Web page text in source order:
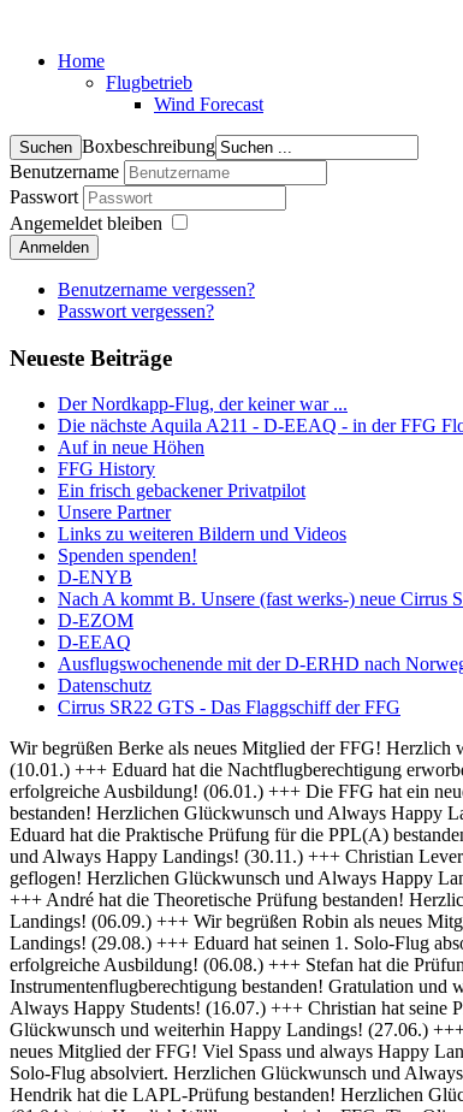
Home
Flugbetrieb
Wind Forecast
Boxbeschreibung
Benutzername
Passwort
Angemeldet bleiben
Anmelden
Benutzername vergessen?
Passwort vergessen?
Neueste Beiträge
Der Nordkapp-Flug, der keiner war ...
Die nächste Aquila A211 - D-EEAQ - in der FFG
Auf in neue Höhen
FFG History
Ein frisch gebackener Privatpilot
Unsere Partner
Links zu weiteren Bildern und Videos
Spenden spenden!
D-ENYB
Nach A kommt B. Unsere (fast werks-) neue Cirrus
D-EZOM
D-EEAQ
Ausflugswochenende mit der D-ERHD nach
Datenschutz
Cirrus SR22 GTS - Das Flaggschiff der FFG
Wir begrüßen Berke als neues Mitglied der FFG! Herzlich willkommen und always Happy Landings! (01.02.) +++ Herzlich Willkommen bei der FFG, Thomas! Viel Spaß und Erfolg bei deiner Ausbildung! (10.01.) +++ Eduard hat die Nachtflugberechtigung erworben! Herzlichen Glückwunsch und Always Bright Moonlight! (08.01.) +++ Wir heißen Martin als neuen Flugschüler willkommen und wünschen eine erfolgreiche Ausbildung! (06.01.) +++ Die FFG hat ein neues Mitglied und damit bald auch einen neuen Fluglehrer - Herzlich Willkommen bei uns Dominik! (04.01.) +++ Frederik hat seine IFR Prüfung bestanden! Herzlichen Glückwunsch und Always Happy Landings! (20.12.) +++ Rico hat seine BZF 1 Prüfung bestanden. Herzlichen Glückwünsch und weiterhin viel Erfolg bei der Ausbildung (16.12.) +++ Eduard hat die Praktische Prüfung für die PPL(A) bestanden! Herzlichen Glückwunsch und Always Happy Landings! (05.12.) +++ Falk hat seine Nachtflugausbildung abgeschlossen! Herzlichen Glückwunsch und Always Happy Landings! (30.11.) +++ Christian Leverenz hat sein Night Rating abgeschlossen! Herzlichen Glückwunsch und Always Happy Landings! (03.11.) +++ Rico ist seine ersten Soloplatzrunden geflogen! Herzlichen Glückwunsch und Always Happy Landings! (31.10.) +++ Richard und Eduard hat die Theoretische Prüfung bestanden! Herzlichen Glückwunsch und Always Happy Landings! (18.10.) +++ André hat die Theoretische Prüfung bestanden! Herzlichen Glückwunsch und Always Happy Landings! (20.09.) +++ Michel hat die PPL-Prüfung bestanden! Herzlichen Glückwunsch und Always Happy Landings! (06.09.) +++ Wir begrüßen Robin als neues Mitglied der FFG! Viel Erfolg bei der Ausbildung! (02.09.) +++ Eduard und Viveik haben das BZF I bestanden! Gratulation und weiterhin Happy Landings! (29.08.) +++ Eduard hat seinen 1. Solo-Flug absolviert! Herzlichen Glückwunsch und Always Happy Landings! (28.08.) +++ Wir heißen Rico als neuen Flugschüler willkommen und wünschen eine erfolgreiche Ausbildung! (06.08.) +++ Stefan hat die Prüfung zum Class Rating Instructor bestanden! Herzlichen Glückwunsch und Always Happy Students! (29.07.) +++ Marek hat seine Prüfung für die Instrumentenflugberechtigung bestanden! Gratulation und weiterhin Happy Landings! (17.07.) +++ Sebastian und Julian haben die Prüfung zum Class Rating Instructor bestanden! Herzlichen Glückwunsch und Always Happy Students! (16.07.) +++ Christian hat seine PPL-Prüfung bestanden! Herzlichen Glückwunsch und always Happy Landings! (04.07.) +++ Marc hat die theoretische Prüfung bestanden! Herzlichen Glückwunsch und weiterhin Happy Landings! (27.06.) +++ Clemens hat seine praktische PPL-Prüfung bestanden! Herzlichen Glückwunsch und always Happy Landings! (12.06.) +++ Wir begrüßen Hanna als neues Mitglied der FFG! Viel Spass und always Happy